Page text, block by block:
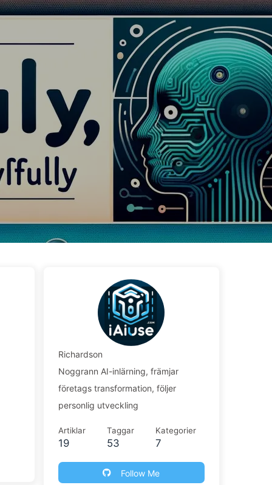
Kategorier Länkar Om oss 🇸🇪 Svenska
Richardson
Noggrann AI-inlärning, främjar
företags transformation, följer
personlig utveckling
Artiklar
19
Taggar
53
Kategorier
7
Follow Me